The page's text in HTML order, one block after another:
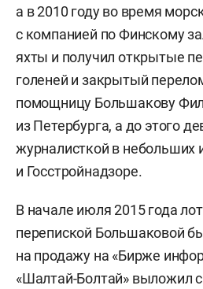
а в 2010 году во время
с компанией по Финскому
яхты и получил открытые
голеней и закрытый
помощницу Большакову
из Петербурга, а до этого
журналисткой в небольших
и Госстройнадзоре.
В начале июля 2015 года
перепиской Большаковой
на продажу на «Бирже
«Шалтай-Болтай» выложил